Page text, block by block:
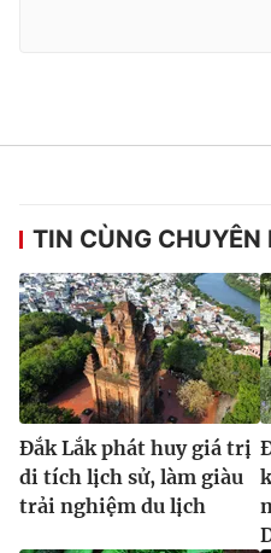
TIN CÙNG CHUYÊN
Đắk Lắk phát huy giá trị
di tích lịch sử, làm giàu
trải nghiệm du lịch